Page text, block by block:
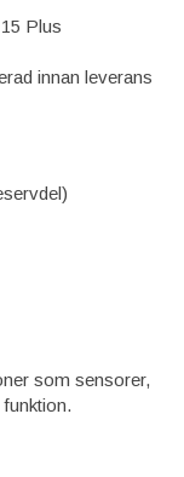
Plus
innan leverans
som sensorer,